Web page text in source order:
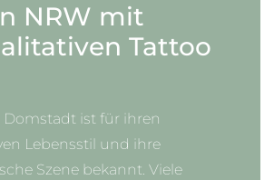
NRW mit
Tattoo
Domstadt ist für ihren
Lebensstil und ihre
Szene bekannt. Viele